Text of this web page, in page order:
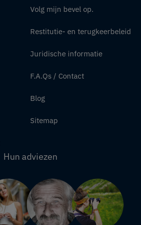
Volg mijn bevel op.
Restitutie- en terugkeerbeleid
Juridische informatie
F.A.Qs / Contact
Blog
Sitemap
Hun adviezen